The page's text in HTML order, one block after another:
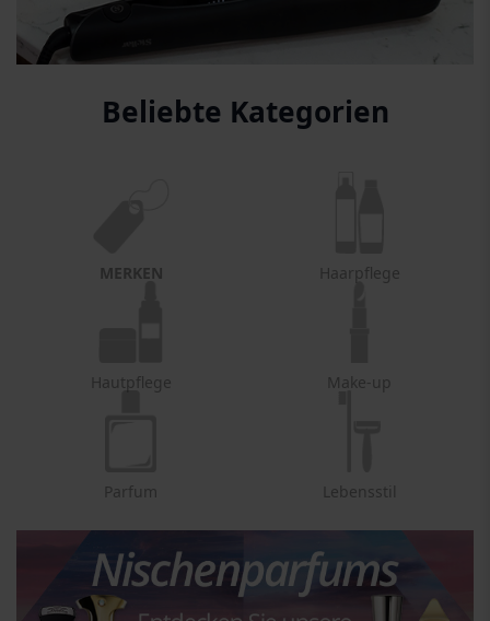
Beliebte Kategorien
MERKEN Haarpflege
Hautpflege Make-up
Parfum Lebensstil